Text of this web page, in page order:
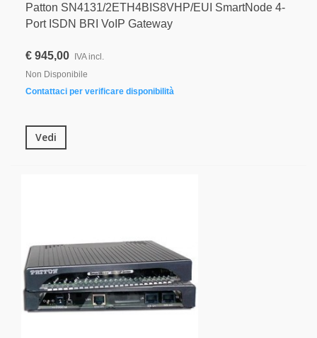
Patton SN4131/2ETH4BIS8VHP/EUI SmartNode 4-
Port ISDN BRI VoIP Gateway
€ 945,00 IVA incl.
Non Disponibile
Contattaci per verificare disponibilità
Vedi